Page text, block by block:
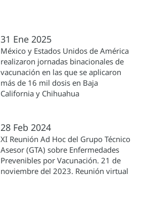
31 Ene 2025
México y Estados Unidos de América
realizaron jornadas binacionales de
vacunación en las que se aplicaron
más de 16 mil dosis en Baja
California y Chihuahua
28 Feb 2024
XI Reunión Ad Hoc del Grupo Técnico
Asesor (GTA) sobre Enfermedades
Prevenibles por Vacunación. 21 de
noviembre del 2023. Reunión virtual